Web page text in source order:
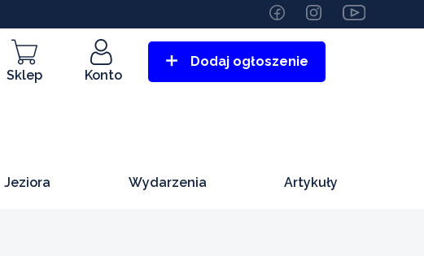
Sklep Konto
Dodaj ogłoszenie
Jeziora Wydarzenia Artykuły